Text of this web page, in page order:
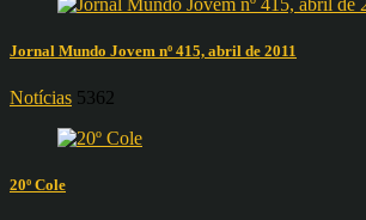
Jornal Mundo Jovem nº 415, abril de 2011
Notícias 5362
20º Cole